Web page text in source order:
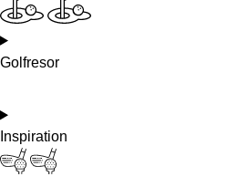
Golfresor
Inspiration